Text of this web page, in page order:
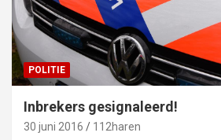
POLITIE
Inbrekers gesignaleerd!
30 juni 2016 112haren